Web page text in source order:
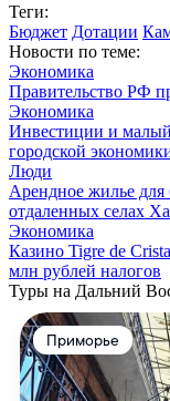
Теги:
Бюджет Дотации
Новости по теме:
Экономика
Правительство РФ
Экономика
Инвестиции и малый
городской
Люди
Арендное жилье для
отдаленных селах
Экономика
Казино Tigre de
млн рублей налогов
Туры на Дальний